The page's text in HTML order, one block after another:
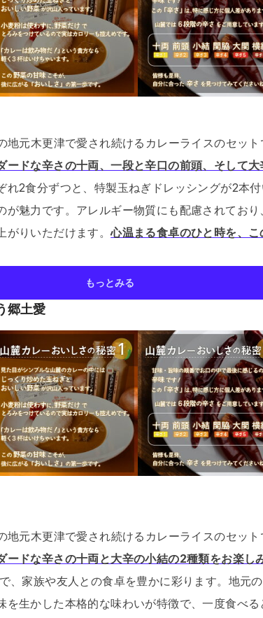
地元木更津で愛され続けるカレーライスのセット
ードな辛さの十両、一段と辛口の前頭、そして
れ2食分ずつと、特製玉ねぎドレッシングが2本
魅力です。 アレルギー物質にも配慮されてお
がりいただけます。心温まる食卓のひと時を、
もっとみる
郷土愛
地元木更津で愛され続けるカレーライスのセット
ドな辛さの十両と大辛の小結の2種類をお楽し
、家族や友人との食卓を豊かに彩ります。 地元
を生かした本格的な味わいが特徴で、一度食べ